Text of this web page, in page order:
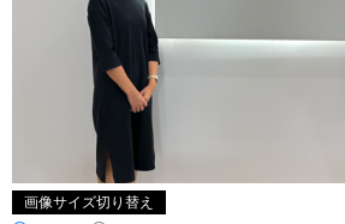
画像サイズ切り替え